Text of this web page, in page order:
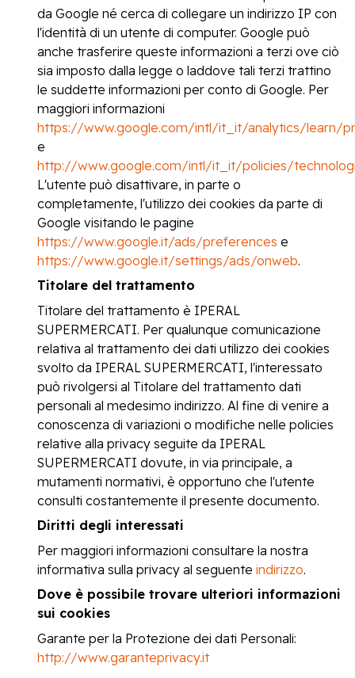
da Google né cerca di collegare un indirizzo IP con
l'identità di un utente di computer. Google può
anche trasferire queste informazioni a terzi ove ciò
sia imposto dalla legge o laddove tali terzi trattino
le suddette informazioni per conto di Google. Per
maggiori informazioni
https://www.google.com/intl/it_it/analytics/learn/
e
http://www.google.com/intl/it_it/policies/
L'utente può disattivare, in parte o
completamente, l'utilizzo dei cookies da parte di
Google visitando le pagine
https://www.google.it/ads/preferences e
https://www.google.it/settings/ads/onweb.
Titolare del trattamento
Titolare del trattamento è IPERAL
SUPERMERCATI. Per qualunque comunicazione
relativa al trattamento dei dati utilizzo dei cookies
svolto da IPERAL SUPERMERCATI, l'interessato
può rivolgersi al Titolare del trattamento dati
personali al medesimo indirizzo. Al fine di venire a
conoscenza di variazioni o modifiche nelle policies
relative alla privacy seguite da IPERAL
SUPERMERCATI dovute, in via principale, a
mutamenti normativi, è opportuno che l'utente
consulti costantemente il presente documento.
Diritti degli interessati
Per maggiori informazioni consultare la nostra
informativa sulla privacy al seguente indirizzo.
Dove è possibile trovare ulteriori informazioni
sui cookies
Garante per la Protezione dei dati Personali:
http://www.garanteprivacy.it